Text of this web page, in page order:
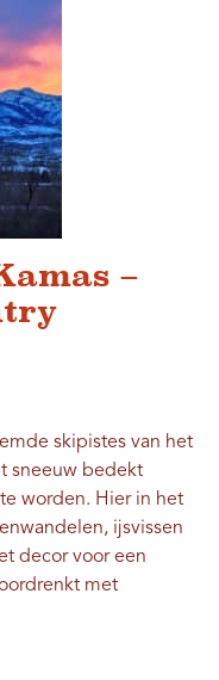
–
skipistes van het
sneeuw bedekt
worden. Hier in het
ijsvissen
decor voor een
met